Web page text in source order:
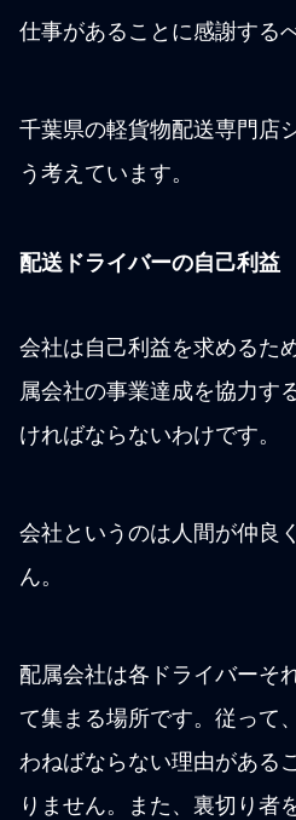
仕事があることに感謝する
千葉県の軽貨物配送専門店
う考えています。
配送ドライバーの自己利益
会社は自己利益を求めるた
属会社の事業達成を協力す
ければならないわけです。
会社というのは人間が仲良
ん。
配属会社は各ドライバーそ
て集まる場所です。従って
わねばならない理由がある
りません。また、裏切り者